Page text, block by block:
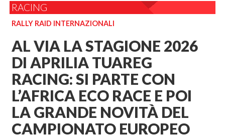
RACING
RALLY RAID INTERNAZIONALI
AL VIA LA STAGIONE 2026
DI APRILIA TUAREG
RACING: SI PARTE CON
L’AFRICA ECO RACE E POI
LA GRANDE NOVITÀ DEL
CAMPIONATO EUROPEO